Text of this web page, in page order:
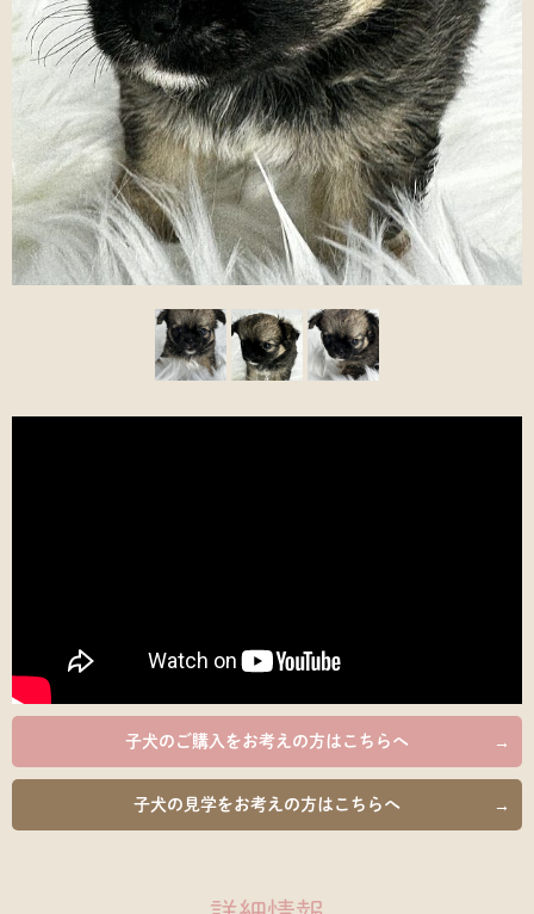
子犬のご購入をお考えの方はこちらへ
子犬の見学をお考えの方はこちらへ